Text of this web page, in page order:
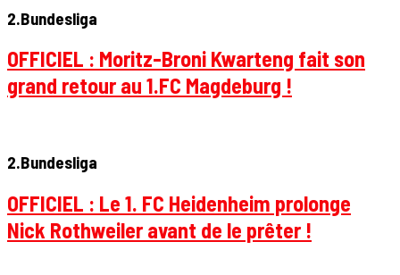
2.Bundesliga
OFFICIEL : Moritz-Broni Kwarteng fait son
grand retour au 1.FC Magdeburg !
2.Bundesliga
OFFICIEL : Le 1. FC Heidenheim prolonge
Nick Rothweiler avant de le prêter !